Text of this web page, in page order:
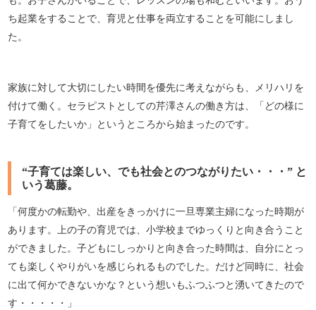
ち起業をすることで、育児と仕事を両立することを可能にしまし
た。
家族に対して大切にしたい時間を優先に考えながらも、メリハリを
付けて働く。セラピストとしての芹澤さんの働き方は、「どの様に
子育てをしたいか」というところから始まったのです。
“子育ては楽しい、でも社会とのつながりたい・・・” と
いう葛藤。
「何度かの転勤や、出産をきっかけに一旦専業主婦になった時期が
あります。上の子の育児では、小学校までゆっくりと向き合うこと
ができました。子どもにしっかりと向き合った時間は、自分にとっ
ても楽しくやりがいを感じられるものでした。だけど同時に、社会
に出て何かできないかな？という想いもふつふつと湧いてきたので
す・・・・・」